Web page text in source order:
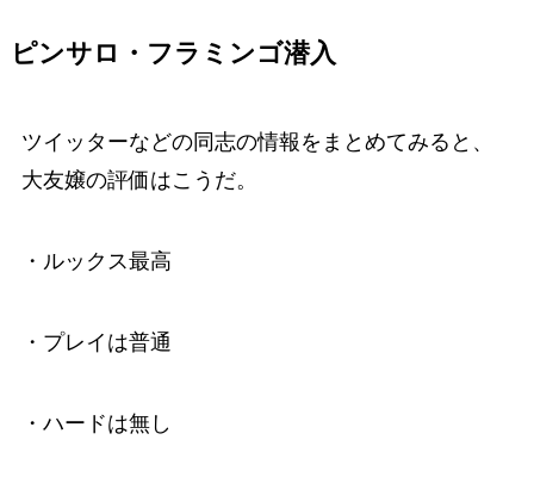
ピンサロ・フラミンゴ潜入
ツイッターなどの同志の情報をまとめてみると、
大友嬢の評価はこうだ。
・ルックス最高
・プレイは普通
・ハードは無し